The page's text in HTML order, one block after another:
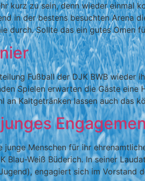
kurz zu sein, denn wieder
in der bestens besuchten Arena
durch. Sollte das ein gutes Omen
Fußball der DJK BWB wieder
Spielen erwarten die Gäste
an Kaltgetränken lassen auch das
Menschen für ihr
Blau-Weiß Büderich. In seiner
engagiert sich im Vorstand